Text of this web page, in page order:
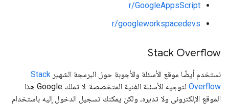
r/GoogleAppsScript
r/googleworkspacedevs
Stack Overflow
نستخدم أيضًا موقع الأسئلة والأجوبة حول البرمجة الشهير Stack
Overflow
لتوجيه الأسئلة الفنية المتخصصة. لا تملك Google هذا
الموقع الإلكتروني ولا تديره، ولكن يمكنك تسجيل الدخول إليه باستخدام